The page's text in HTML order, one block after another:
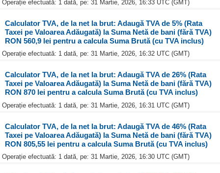
Operație efectuată: 1 dată, pe: 31 Martie, 2026, 16:33 UTC (GMT)
Calculator TVA, de la net la brut: Adaugă TVA de 5% (Rata
Taxei pe Valoarea Adăugată) la Suma Netă de bani (fără TVA)
RON 560,9 lei pentru a calcula Suma Brută (cu TVA inclus)
Operație efectuată: 1 dată, pe: 31 Martie, 2026, 16:32 UTC (GMT)
Calculator TVA, de la net la brut: Adaugă TVA de 26% (Rata
Taxei pe Valoarea Adăugată) la Suma Netă de bani (fără TVA)
RON 870 lei pentru a calcula Suma Brută (cu TVA inclus)
Operație efectuată: 1 dată, pe: 31 Martie, 2026, 16:31 UTC (GMT)
Calculator TVA, de la net la brut: Adaugă TVA de 46% (Rata
Taxei pe Valoarea Adăugată) la Suma Netă de bani (fără TVA)
RON 805,55 lei pentru a calcula Suma Brută (cu TVA inclus)
Operație efectuată: 1 dată, pe: 31 Martie, 2026, 16:30 UTC (GMT)